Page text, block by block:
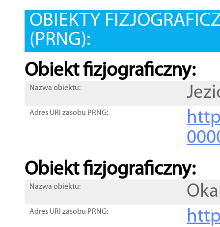
OBIEKTY
(PRNG):
Obiekt fizjograficzny:
Nazwa obiektu:
Adres URI zasobu PRNG:
Obiekt fizjograficzny:
Nazwa obiektu:
Adres URI zasobu PRNG: